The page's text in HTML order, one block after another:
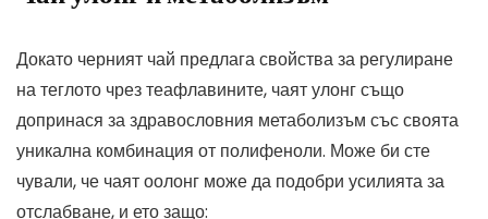
Докато черният чай предлага свойства за регулиране
на теглото чрез теафлавините, чаят улонг също
допринася за здравословния метаболизъм със своята
уникална комбинация от полифеноли. Може би сте
чували, че чаят оолонг може да подобри усилията за
отслабване, и ето защо: